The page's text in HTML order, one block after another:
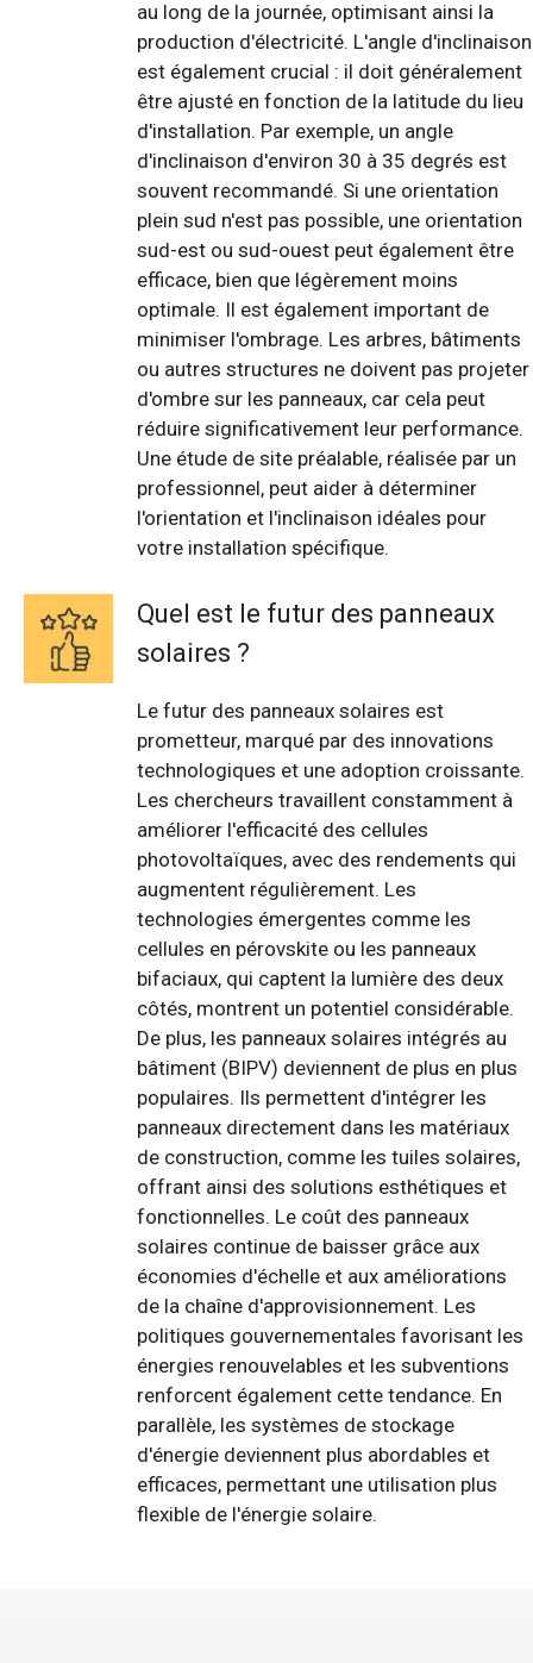
au long de la journée, optimisant ainsi la
production d'électricité. L'angle d'inclinaison
est également crucial : il doit généralement
être ajusté en fonction de la latitude du lieu
d'installation. Par exemple, un angle
d'inclinaison d'environ 30 à 35 degrés est
souvent recommandé. Si une orientation
plein sud n'est pas possible, une orientation
sud-est ou sud-ouest peut également être
efficace, bien que légèrement moins
optimale. Il est également important de
minimiser l'ombrage. Les arbres, bâtiments
ou autres structures ne doivent pas projeter
d'ombre sur les panneaux, car cela peut
réduire significativement leur performance.
Une étude de site préalable, réalisée par un
professionnel, peut aider à déterminer
l'orientation et l'inclinaison idéales pour
votre installation spécifique.
Quel est le futur des panneaux
solaires ?
Le futur des panneaux solaires est
prometteur, marqué par des innovations
technologiques et une adoption croissante.
Les chercheurs travaillent constamment à
améliorer l'efficacité des cellules
photovoltaïques, avec des rendements qui
augmentent régulièrement. Les
technologies émergentes comme les
cellules en pérovskite ou les panneaux
bifaciaux, qui captent la lumière des deux
côtés, montrent un potentiel considérable.
De plus, les panneaux solaires intégrés au
bâtiment (BIPV) deviennent de plus en plus
populaires. Ils permettent d'intégrer les
panneaux directement dans les matériaux
de construction, comme les tuiles solaires,
offrant ainsi des solutions esthétiques et
fonctionnelles. Le coût des panneaux
solaires continue de baisser grâce aux
économies d'échelle et aux améliorations
de la chaîne d'approvisionnement. Les
politiques gouvernementales favorisant les
énergies renouvelables et les subventions
renforcent également cette tendance. En
parallèle, les systèmes de stockage
d'énergie deviennent plus abordables et
efficaces, permettant une utilisation plus
flexible de l'énergie solaire.